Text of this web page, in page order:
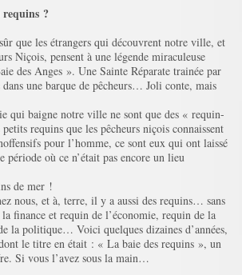
?
que les étrangers qui découvrent notre ville, et
Niçois, pensent à une légende miraculeuse
des Anges ». Une Sainte Réparate trainée par
dans une barque de pêcheurs… Joli conte, mais
qui baigne notre ville ne sont que des « requin-
requins que les pêcheurs niçois connaissent
pour l’homme, ce sont eux qui ont laissé
période où ce n’était pas encore un lieu
de mer !
nous, et à, terre, il y a aussi des requins… sans
finance et requin de l’économie, requin de la
la politique… Voici quelques dizaines d’années,
le titre en était : « La baie des requins », un
Si vous l’avez sous la main…